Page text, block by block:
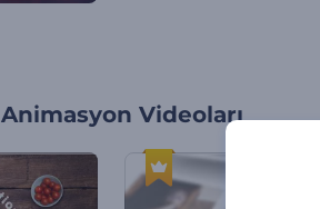
Animasyon Videoları